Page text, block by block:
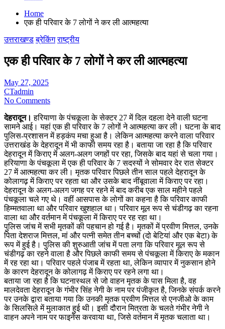
Home
एक ही परिवार के 7 लोगों ने कर ली आत्महत्या
उत्तराखण्ड ब्रेकिंग राष्ट्रीय
एक ही परिवार के 7 लोगों ने कर ली आत्महत्या
May 27, 2025
CTadmin
No Comments
देहरादून। हरियाणा के पंचकूला के सेक्टर 27 में दिल दहला देने वाली घटना
सामने आई। यहां एक ही परिवार के 7 लोगों ने आत्महत्या कर ली। घटना के बाद
पुलिस-प्रशासन में हड़कंप मचा हुआ है। लेकिन आत्महत्या करने वाला परिवार
उत्तराखंड के देहरादून में भी काफी समय रहा है। बताया जा रहा है कि परिवार
देहरादून में किराए में अलग-अलग जगहों पर रहा, जिसके बाद यहां से चला गया।
हरियाणा के पंचकूला में एक ही परिवार के 7 सदस्यों ने सोमवार देर रात सेक्टर
27 में आत्महत्या कर ली। मृतक परिवार पिछले तीन साल पहले देहरादून के
कोलागढ़ में किराए पर रहता था और उसके बाद नींबूवाला में किराए पर रहा।
देहरादून के अलग-अलग जगह पर रहने में बाद करीब एक साल महीने पहले
पंचकूला चले गए थे। वहीं आसपास के लोगों का कहना है कि परिवार काफी
हिम्मतवाला था और परिवार खुशहाल था। परिवार मूल रूप से चंडीगढ़ का रहना
वाला था और वर्तमान में पंचकूला में किराए पर रह रहा था।
पुलिस जांच में सभी मृतकों की पहचान हो गई है। मृतकों में प्रवीण मित्तल, उनके
पिता देशराज मित्तल, मां और पत्नी समेत तीन बच्चों (दो बेटियां और एक बेटा) के
रूप में हुई है। पुलिस की शुरुआती जांच में पता लगा कि परिवार मूल रूप से
चंडीगढ़ का रहने वाला है और पिछले काफी समय से पंचकूला में किराए के मकान
में रह रहा था। परिवार पहले पंजाब में रहता था, लेकिन व्यापार में नुकसान होने
के कारण देहरादून के कोलागढ़ में किराए पर रहने लगा था।
बताया जा रहा है कि घटनास्थल से जो वाहन मृतक के पास मिला है, वह
मालदेवता देहरादून के गंभीर सिंह नेगी के नाम पर पंजीकृत है, जिनके संपर्क करने
पर उनके द्वारा बताया गया कि उनकी मृतक प्रवीण मित्तल से एनजीओ के काम
के सिलसिले में मुलाकात हुई थी। इसी दौरान मित्रता के चलते गंभीर नेगी ने
वाहन अपने नाम पर फाइनेंस करवाया था, जिसे वर्तमान में मृतक चलाता था।